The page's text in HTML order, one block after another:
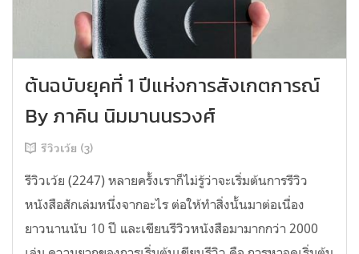
ต้นฉบับยุคที่ 1 ปีแห่งการสังเกตการณ์
By ภาคิน นิมมานนรวงศ์
รีวิวเว้ย (3)
รีวิวเว้ย (2247) หลายครั้งเราก็ไม่รู้ว่าจะเริ่มต้นการรีวิว
หนังสือสักเล่มหนึ่งจากอะไร ต่อให้ทำสิ่งนั้นมาต่อเนื่อง
ยาวนานนับ 10 ปี และเขียนรีวิวหนังสือมามากกว่า 2000